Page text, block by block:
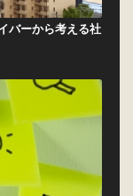
バーから考える社